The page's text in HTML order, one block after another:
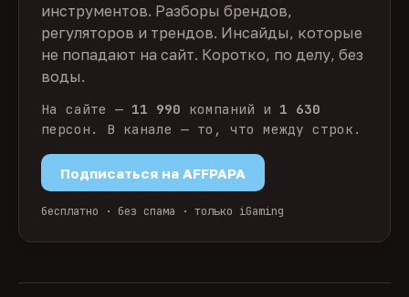
инструментов. Разборы брендов,
регуляторов и трендов. Инсайды, которые
не попадают на сайт. Коротко, по делу, без
воды.
На сайте — 11 990 компаний и 1 630
персон. В канале — то, что между строк.
Подписаться на AFFPAPA
бесплатно · без спама · только iGaming